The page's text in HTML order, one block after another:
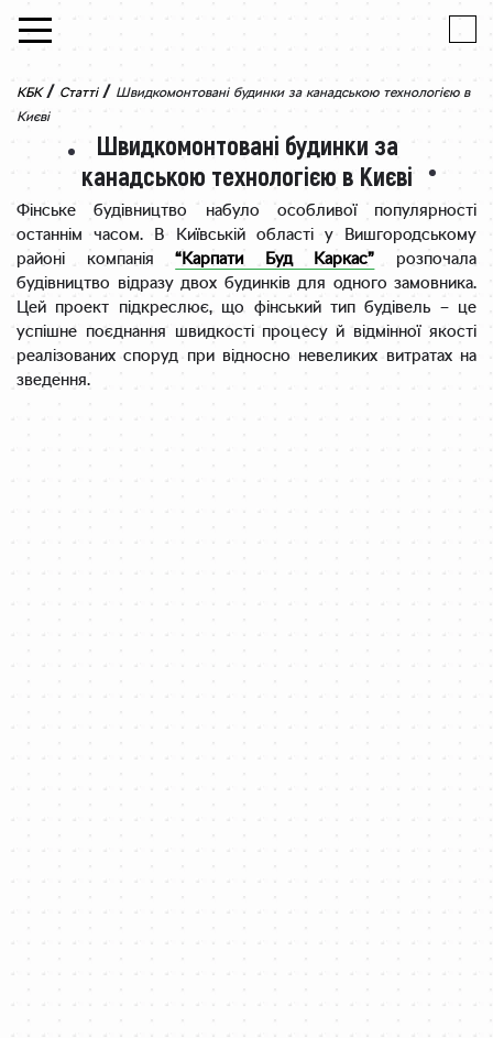
Skip to content
КБК / Статті / Швидкомонтовані будинки за канадською технологією в
Києві
Швидкомонтовані будинки за
канадською технологією в Києві
Фінське будівництво набуло особливої популярності
останнім часом. В Київській області у Вишгородському
районі компанія“Карпати Буд Каркас” розпочала
будівництво відразу двох будинків для одного замовника.
Цей проект підкреслює, що фінський тип будівель – це
успішне поєднання швидкості процесу й відмінної якості
реалізованих споруд при відносно невеликих витратах на
зведення.